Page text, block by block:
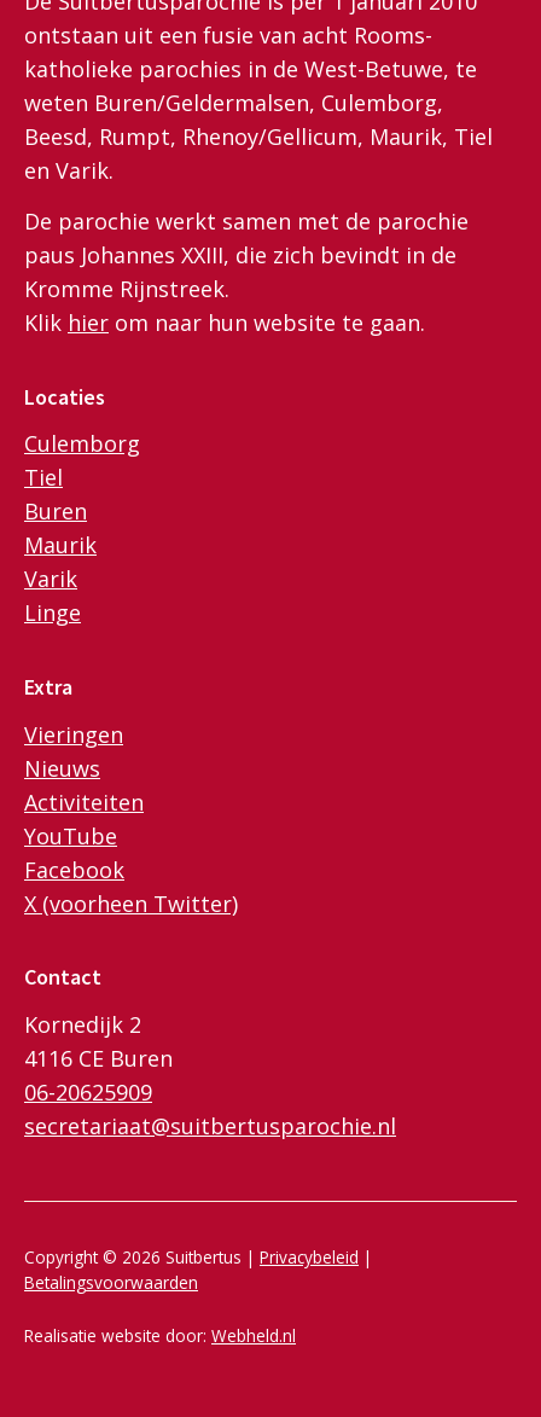
ontstaan uit een fusie van acht Rooms-
katholieke parochies in de West-Betuwe, te
weten Buren/Geldermalsen, Culemborg,
Beesd, Rumpt, Rhenoy/Gellicum, Maurik, Tiel
en Varik.
De parochie werkt samen met de parochie
paus Johannes XXIII, die zich bevindt in de
Kromme Rijnstreek.
Klik hier om naar hun website te gaan.
Locaties
Culemborg
Tiel
Buren
Maurik
Varik
Linge
Extra
Vieringen
Nieuws
Activiteiten
YouTube
Facebook
X (voorheen Twitter)
Contact
Kornedijk 2
4116 CE Buren
06-20625909
secretariaat@suitbertusparochie.nl
Copyright © 2026 Suitbertus | Privacybeleid |
Betalingsvoorwaarden
Realisatie website door: Webheld.nl